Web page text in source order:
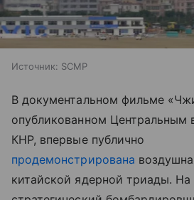
Источник: SCMP
В документальном фильме
опубликованном Центральным
КНР, впервые публично
продемонстрирована
китайской ядерной триады. На